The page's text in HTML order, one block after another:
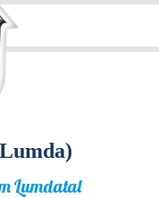
Lumdatal